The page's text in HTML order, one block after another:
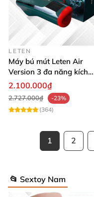
LETEN
Máy bú mút Leten Air
Version 3 đa năng kích
thích cực đỉnh
2.100.000₫
2.727.000₫
-23%
(364)
1 2
📂 Sextoy Nam